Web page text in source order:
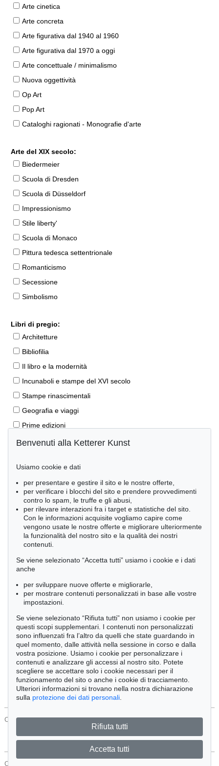
Arte cinetica
Arte concreta
Arte figurativa dal 1940 al 1960
Arte figurativa dal 1970 a oggi
Arte concettuale / minimalismo
Nuova oggettività
Op Art
Pop Art
Cataloghi ragionati - Monografie d'arte
Arte del XIX secolo:
Biedermeier
Scuola di Dresden
Scuola di Düsseldorf
Impressionismo
Stile liberty'
Scuola di Monaco
Pittura tedesca settentrionale
Romanticismo
Secessione
Simbolismo
Libri di pregio:
Architetture
Bibliofilia
Il libro e la modernità
Incunaboli e stampe del XVI secolo
Stampe rinascimentali
Geografia e viaggi
Prime edizioni
Manoscritti antichi
Libri per bambini
Lifestyle
Pietre miliari delle scienze naturali
Letteratura classica
Economia e diritto
Meraviglie della natura
Cimelia
Ordine:
Tutti gli oggetti
Solo offerte attuali
Solo oggetti venduti
Cerca
CONTATTI Protezione Dei Dati
CONTATTI
Benvenuti alla Ketterer Kunst
Usiamo cookie e dati
per presentare e gestire il sito e le nostre offerte,
per verificare i blocchi del sito e prendere provvedimenti
contro lo spam, le truffe e gli abusi,
per rilevare interazioni fra i target e statistiche del sito.
Con le informazioni acquisite vogliamo capire come
vengono usate le nostre offerte e migliorare ulteriormente
la funzionalità del nostro sito e la qualità dei nostri
contenuti.
Se viene selezionato “Accetta tutti” usiamo i cookie e i dati
anche
per sviluppare nuove offerte e migliorarle,
per mostrare contenuti personalizzati in base alle vostre
impostazioni.
Se viene selezionato “Rifiuta tutti” non usiamo i cookie per
questi scopi supplementari. I contenuti non personalizzati
sono influenzati fra l’altro da quelli che state guardando in
quel momento, dalle attività nella sessione in corso e dalla
vostra posizione. Usiamo i cookie per personalizzare i
contenuti e analizzare gli accessi al nostro sito. Potete
scegliere se accettare solo i cookie necessari per il
funzionamento del sito o anche i cookie di tracciamento.
Ulteriori informazioni si trovano nella nostra dichiarazione
sulla protezione dei dati personali
Rifiuta tutti
Accetta tutti